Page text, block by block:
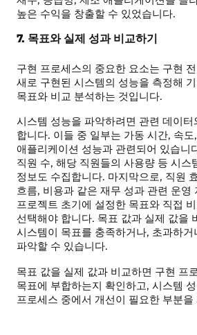
높은 수익을 창출할 수 있었습니다.
7. 목표와 실제 성과 비교하기
구현 프로세스의 중요한 요소는 구현
새로 구현된 시스템의 성능을 측정해
목표와 비교 분석하는 것입니다.
시스템 성능을 파악하려면 관련 데이
합니다. 이들 중 일부는 가동 시간, 속
애플리케이션 성능과 관련되어 있습니
직원 수, 해당 직원들의 사용량 등 시스
정보도 수집합니다. 마지막으로, 직원
흐름, 비용과 같은 재무 성과 관련 운영
프로젝트 초기에 설정한 목표와 직접
선택해야 합니다. 목표 값과 실제 값을
시스템이 목표를 충족하거나, 초과하
파악할 수 있습니다.
목표 값을 실제 값과 비교하면 구현 프
목표에 부합하는지 확인하고, 시스템
프로세스 중에서 개선이 필요한 부분